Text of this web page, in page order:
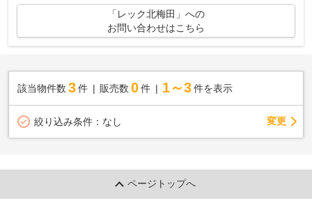
「レック北梅田」への
お問い合わせはこちら
該当物件数 3件 販売数 0 件 1～3 件を表示
絞り込み条件： なし 変更
ページトップへ